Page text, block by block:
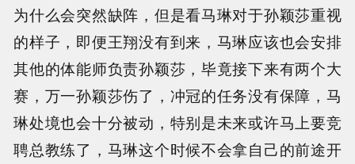
为什么会突然缺阵，但是看马琳对于孙颖莎重视
的样子，即便王翔没有到来，马琳应该也会安排
其他的体能师负责孙颖莎，毕竟接下来有两个大
赛，万一孙颖莎伤了，冲冠的任务没有保障，马
琳处境也会十分被动，特别是未来或许马上要竞
聘总教练了，马琳这个时候不会拿自己的前途开